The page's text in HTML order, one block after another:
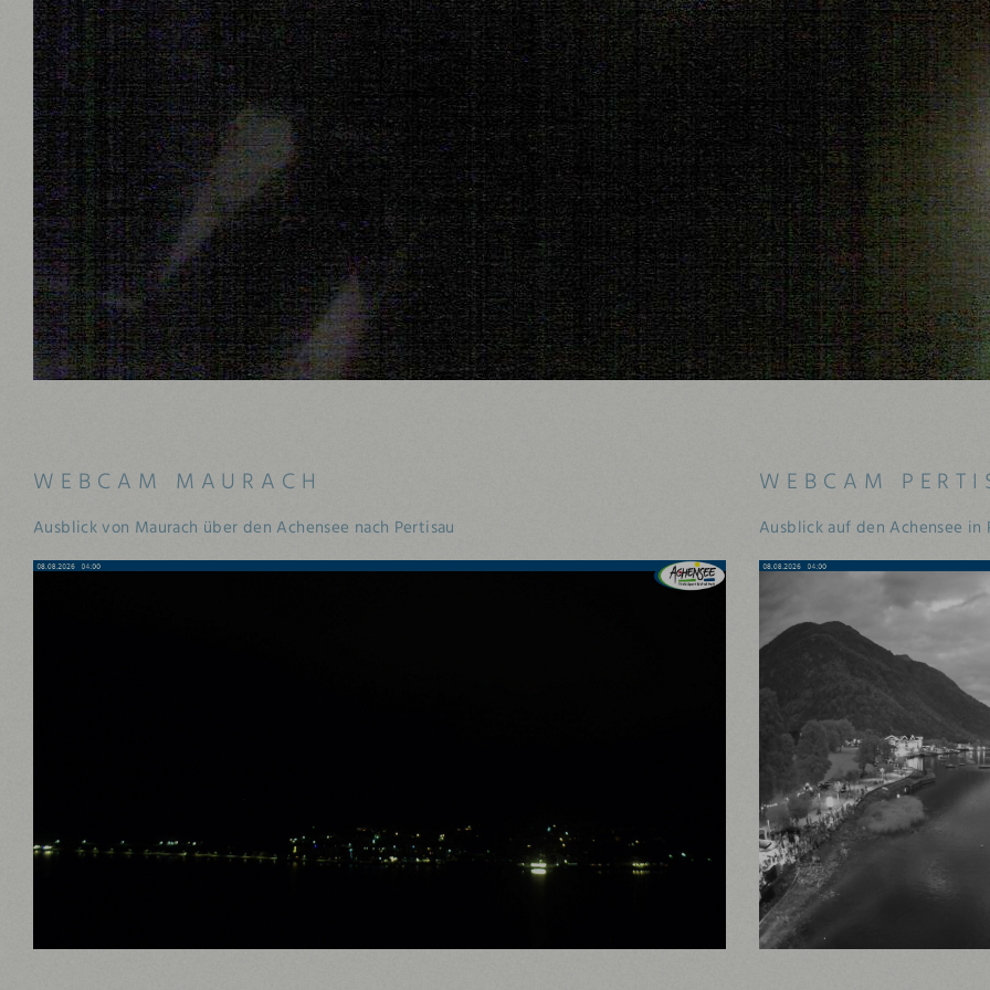
WEBCAM MAURACH
Ausblick von Maurach über den Achensee nach Pertisau
WEBCAM
Ausblick auf den Achensee in